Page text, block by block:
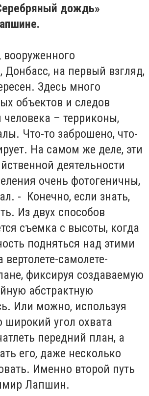
дождь»
вооруженного
Донбасс, на первый взгляд,
Здесь много
объектов и следов
человека – терриконы,
Что-то заброшено, что-
На самом же деле, эти
деятельности
очень фотогеничны,
- Конечно, если знать,
Из двух способов
съемка с высоты, когда
подняться над этими
самолете-
фиксируя создаваемую
абстрактную
Или можно, используя
угол охвата
передний план, а
его, даже несколько
Именно второй путь
Лапшин.